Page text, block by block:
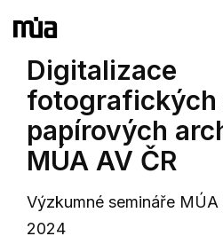
Digitalizace
fotografických
papírových
MÚA AV ČR
Výzkumné semináře MÚA
2024